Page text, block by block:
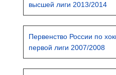
высшей лиги 2013/2014
Первенство России по
первой лиги 2007/2008